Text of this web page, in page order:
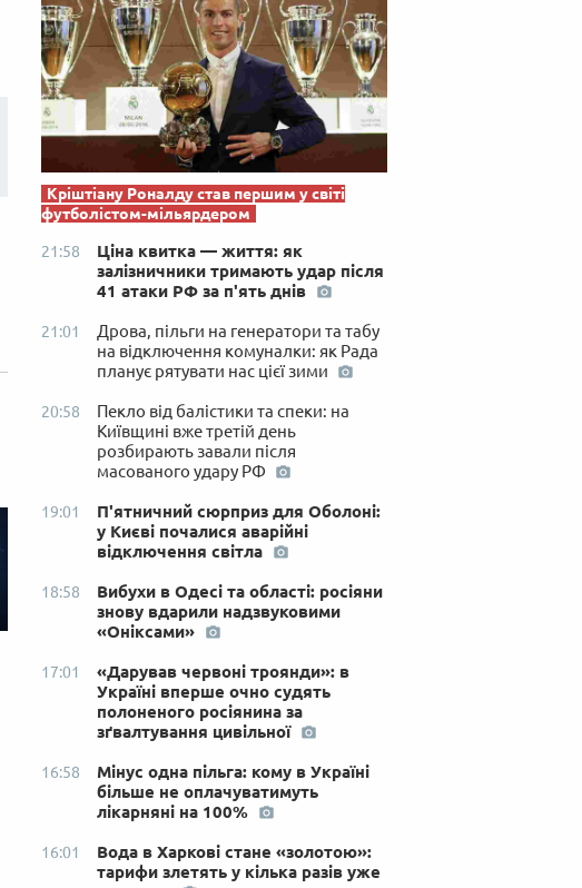
Кріштіану Роналду став першим у світі
футболістом-мільярдером
21:58
Ціна квитка — життя: як
залізничники тримають удар після
41 атаки РФ за п'ять днів
21:01
Дрова, пільги на генератори та табу
на відключення комуналки: як Рада
планує рятувати нас цієї зими
20:58
Пекло від балістики та спеки: на
Київщині вже третій день
розбирають завали після
масованого удару РФ
19:01
П'ятничний сюрприз для Оболоні:
у Києві почалися аварійні
відключення світла
18:58
Вибухи в Одесі та області: росіяни
знову вдарили надзвуковими
«Оніксами»
17:01
«Дарував червоні троянди»: в
Україні вперше очно судять
полоненого росіянина за
зґвалтування цивільної
16:58
Мінус одна пільга: кому в Україні
більше не оплачуватимуть
лікарняні на 100%
16:01
Вода в Харкові стане «золотою»:
тарифи злетять у кілька разів уже